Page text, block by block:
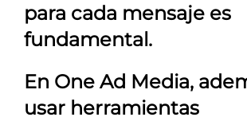
para cada mensaje es
fundamental.
En One Ad Media,
usar herramientas